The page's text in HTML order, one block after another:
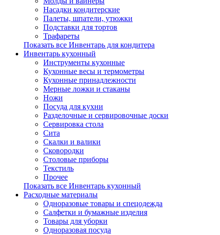
Насадки кондитерские
Палеты, шпатели, утюжки
Подставки для тортов
Трафареты
Показать все Инвентарь для кондитера
Инвентарь кухонный
Инструменты кухонные
Кухонные весы и термометры
Кухонные принадлежности
Мерные ложки и стаканы
Ножи
Посуда для кухни
Разделочные и сервировочные доски
Сервировка стола
Сита
Скалки и валики
Сковородки
Столовые приборы
Текстиль
Прочее
Показать все Инвентарь кухонный
Расходные материалы
Одноразовые товары и спецодежда
Салфетки и бумажные изделия
Товары для уборки
Одноразовая посуда